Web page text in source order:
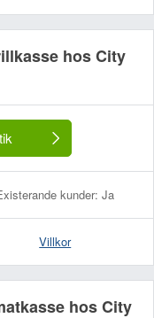
hos City
kunder: Ja
Villkor
hos City